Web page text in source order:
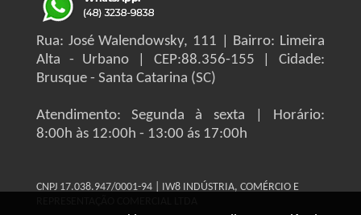
Rua: José Walendowsky, 111 | Bairro: Limeira
Alta - Urbano | CEP:88.356-155 | Cidade:
Brusque - Santa Catarina (SC)
Atendimento: Segunda à sexta | Horário:
8:00h às 12:00h - 13:00 ás 17:00h
CNPJ 17.038.947/0001-94 | IW8 INDÚSTRIA, COMÉRCIO E